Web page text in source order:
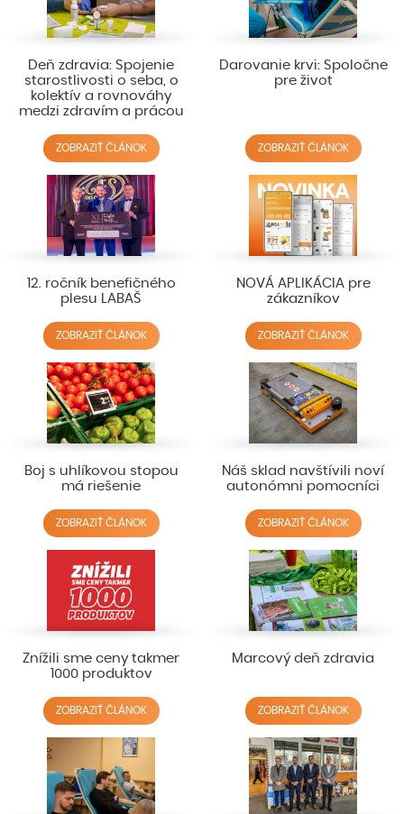
Deň zdravia: Spojenie
starostlivosti o seba, o
kolektív a rovnováhy
medzi zdravím a prácou
ZOBRAZIŤ ČLÁNOK
Darovanie krvi: Spoločne
pre život
ZOBRAZIŤ ČLÁNOK
12. ročník benefičného
plesu LABAŠ
ZOBRAZIŤ ČLÁNOK
NOVÁ APLIKÁCIA pre
zákazníkov
ZOBRAZIŤ ČLÁNOK
Boj s uhlíkovou stopou
má riešenie
ZOBRAZIŤ ČLÁNOK
Náš sklad navštívili noví
autonómni pomocníci
ZOBRAZIŤ ČLÁNOK
Znížili sme ceny takmer
1000 produktov
ZOBRAZIŤ ČLÁNOK
Marcový deň zdravia
ZOBRAZIŤ ČLÁNOK